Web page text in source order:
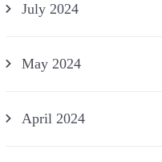
July 2024
May 2024
April 2024